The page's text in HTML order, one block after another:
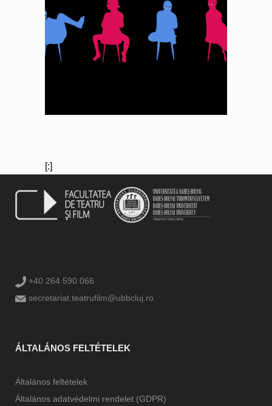
[:]
+40 264 590 066
secretariat.teatrufilm@ubbcluj.ro
ÁLTALÁNOS FELTÉTELEK
Általános feltételek
Általános adatvédelmi rendelet (GDPR)